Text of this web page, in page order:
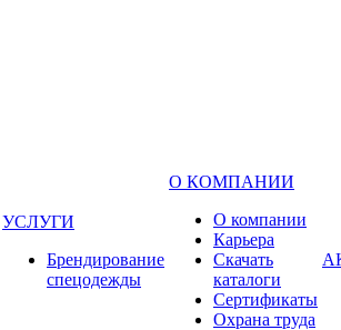
УСЛУГИ
Брендирование
спецодежды
О КОМПАНИИ
О компании
Карьера
Cкачать
каталоги
Сертификаты
Охрана труда